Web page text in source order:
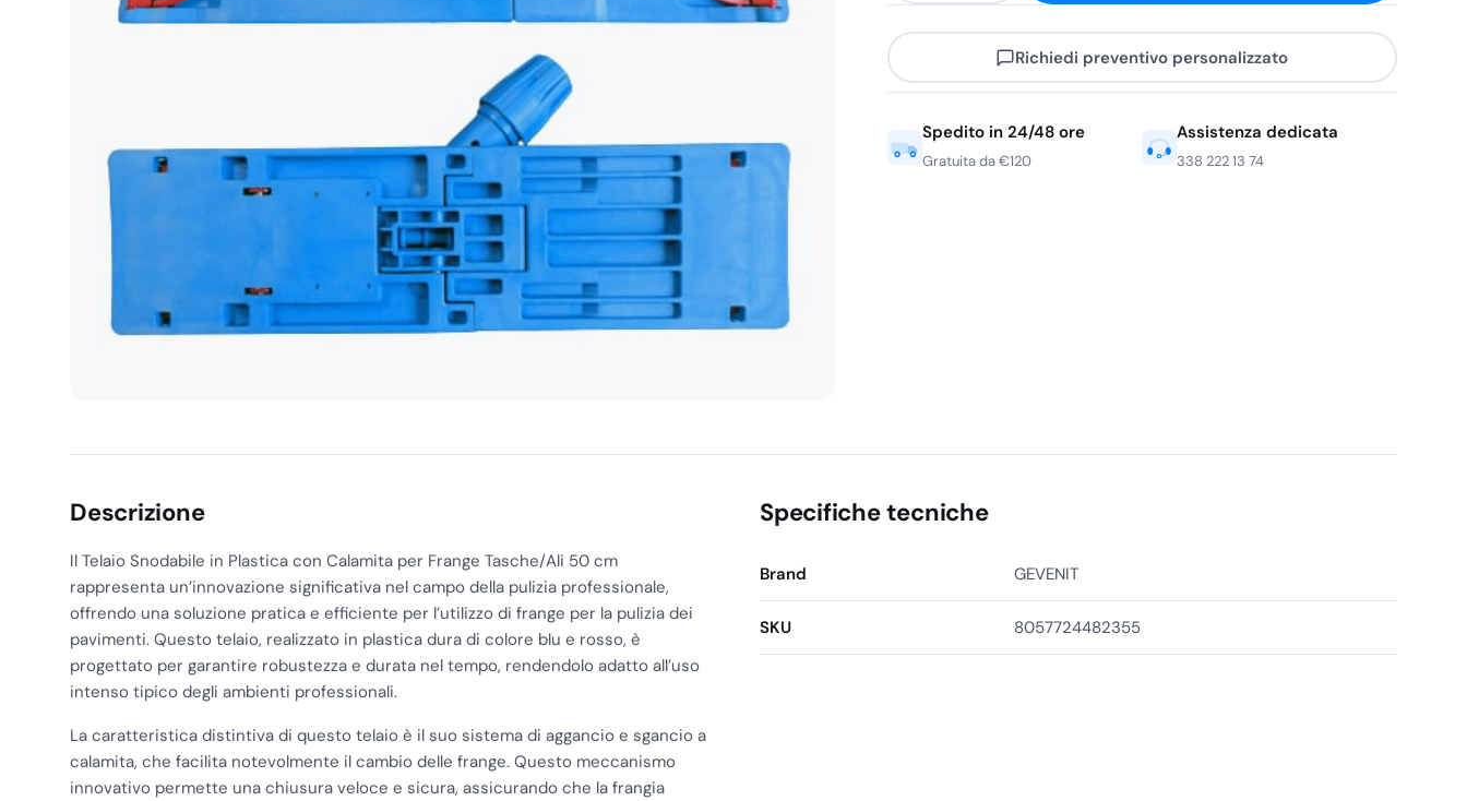
in
Plastica
Calamita
per
Richiedi preventivo personalizzato
Spedito in 24/48 ore
Gratuita da €120
Assistenza dedicata
338 222 13 74
Descrizione
Il Telaio Snodabile in Plastica con Calamita per Frange Tasche/Ali 50 cm
rappresenta un’innovazione significativa nel campo della pulizia professionale,
offrendo una soluzione pratica e efficiente per l’utilizzo di frange per la pulizia dei
pavimenti. Questo telaio, realizzato in plastica dura di colore blu e rosso, è
progettato per garantire robustezza e durata nel tempo, rendendolo adatto all’uso
intenso tipico degli ambienti professionali.
La caratteristica distintiva di questo telaio è il suo sistema di aggancio e sgancio a
calamita, che facilita notevolmente il cambio delle frange. Questo meccanismo
innovativo permette una chiusura veloce e sicura, assicurando che la frangia
Specifiche tecniche
Brand GEVENIT
SKU 8057724482355